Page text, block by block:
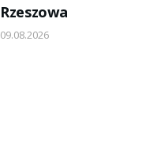
Rzeszowa
09.08.2026